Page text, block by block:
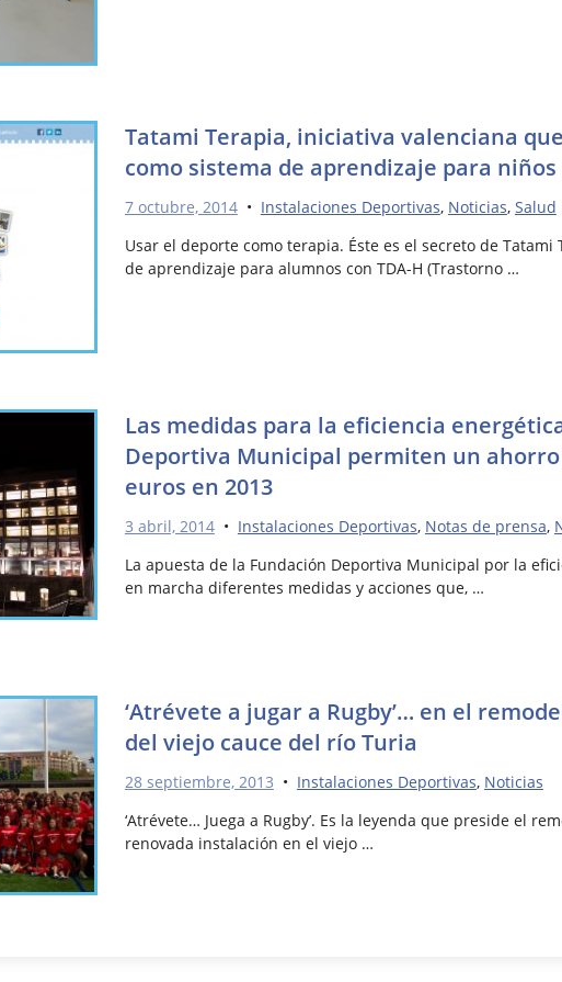
Tatami Terapia, iniciativa valenciana
como sistema de aprendizaje para niños
7 octubre, 2014• Instalaciones Deportivas, Noticias, Salud
Usar el deporte como terapia. Éste es el secreto de Tatami
de aprendizaje para alumnos con TDA-H (Trastorno …
Las medidas para la eficiencia
Deportiva Municipal permiten un ahorro
euros en 2013
3 abril, 2014• Instalaciones Deportivas, Notas de prensa,
La apuesta de la Fundación Deportiva Municipal por la
en marcha diferentes medidas y acciones que, …
‘Atrévete a jugar a Rugby’… en el
del viejo cauce del río Turia
28 septiembre, 2013 • Instalaciones Deportivas, Noticias
‘Atrévete… Juega a Rugby’. Es la leyenda que preside el
renovada instalación en el viejo …